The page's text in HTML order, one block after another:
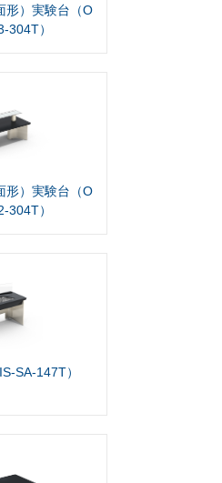
形）実験台（O
304T）
形）実験台（O
304T）
SA-147T）